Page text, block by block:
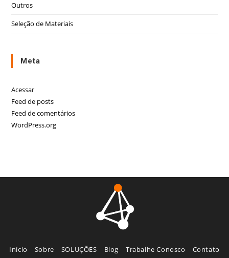
Outros
Seleção de Materiais
Meta
Acessar
Feed de posts
Feed de comentários
WordPress.org
Início Sobre SOLUÇÕES Blog Trabalhe Conosco Contato